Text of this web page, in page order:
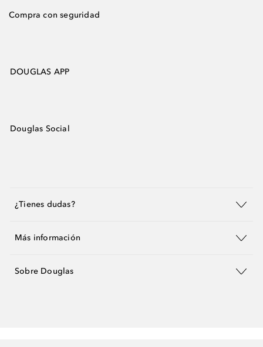
Compra con seguridad
DOUGLAS APP
Douglas Social
¿Tienes dudas?
Más información
Sobre Douglas